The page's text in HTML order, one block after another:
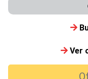
Ver